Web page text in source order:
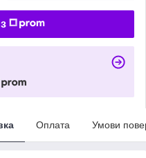
Оплата Умови